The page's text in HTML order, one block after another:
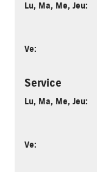
Lu, Ma, Me, Jeu:
Ve:
Service
Lu, Ma, Me, Jeu:
Ve: